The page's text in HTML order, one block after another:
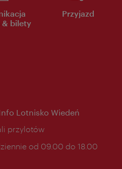
& bilety
Przyjazd
Lotnisko Wiedeń
przylotów
od 09.00 do 18.00